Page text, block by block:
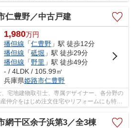
仁豊野／中古戸建
1,980万円
播但線 「仁豊野 」駅 徒歩12分
播但線 「砥堀 」駅 徒歩29分
播但線 「野里 」駅 徒歩49分
- / 4LDK / 105.99㎡
兵庫県姫路市仁豊野
宅地建物取引士、専属デザイナー、各分野の
仲介をはじめ注文住宅やリフォームにも特化
に関する事は何でも気...
網干区余子浜第3／全3棟